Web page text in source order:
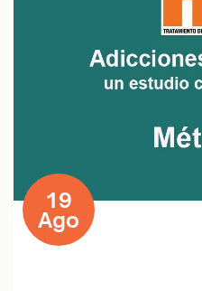
19
Ago